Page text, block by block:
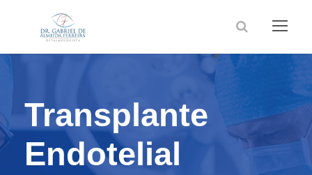
Transplante
Endotelial